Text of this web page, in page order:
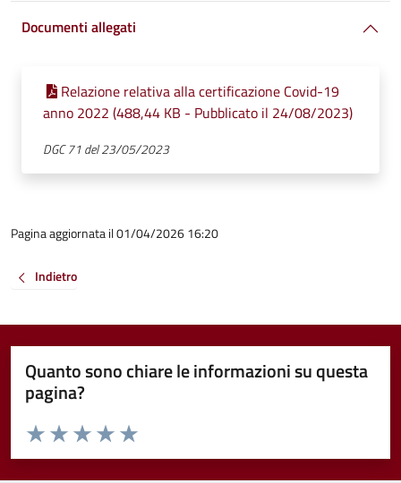
Documenti allegati
Relazione relativa alla certificazione Covid-19
anno 2022 (488,44 KB - Pubblicato il 24/08/2023)
DGC 71 del 23/05/2023
Pagina aggiornata il 01/04/2026 16:20
Indietro
Quanto sono chiare le informazioni su questa
pagina?
Valuta da 1 a 5 stelle la pagina
Valuta 5 stelle su 5
Valuta 4 stelle su 5
Valuta 3 stelle su 5
Valuta 2 stelle su 5
Valuta 1 stelle su 5